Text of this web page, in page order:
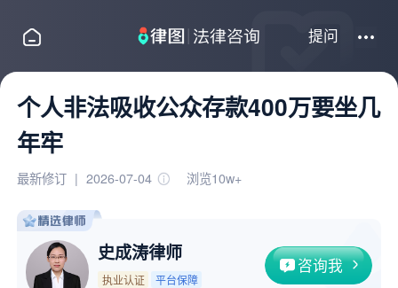
提问
个人非法吸收公众存款400万要坐几
年牢
最新修订 | 2026-07-04 浏览10w+
史成涛律师
执业认证 平台保障
咨询我